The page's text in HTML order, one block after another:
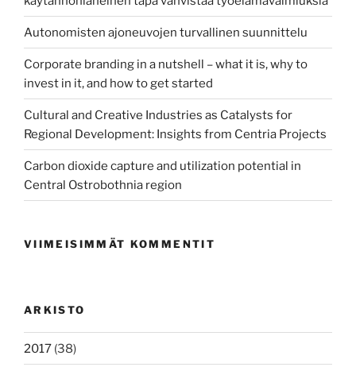
Autonomisten ajoneuvojen turvallinen suunnittelu
Corporate branding in a nutshell – what it is, why to
invest in it, and how to get started
Cultural and Creative Industries as Catalysts for
Regional Development: Insights from Centria Projects
Carbon dioxide capture and utilization potential in
Central Ostrobothnia region
VIIMEISIMMÄT KOMMENTIT
ARKISTO
2017 (38)